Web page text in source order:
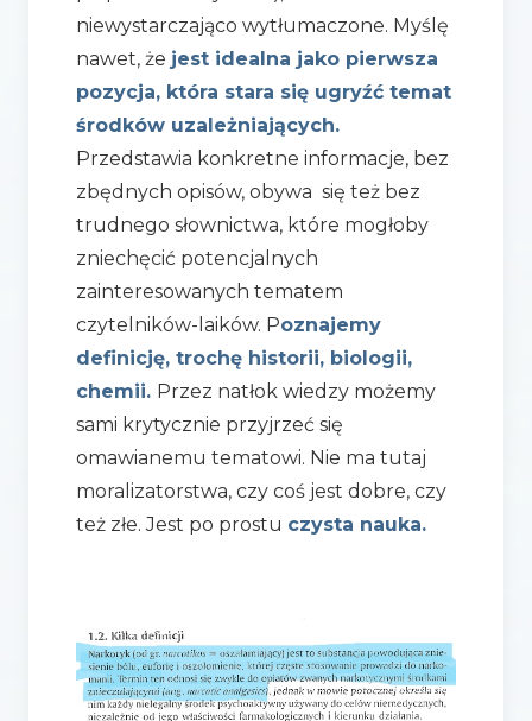
niewystarczająco wytłumaczone. Myślę
nawet, że jest idealna jako pierwsza
pozycja, która stara się ugryźć temat
środków uzależniających.
Przedstawia konkretne informacje, bez
zbędnych opisów, obywa się też bez
trudnego słownictwa, które mogłoby
zniechęcić potencjalnych
zainteresowanych tematem
czytelników-laików. Poznajemy
definicję, trochę historii, biologii,
chemii. Przez natłok wiedzy możemy
sami krytycznie przyjrzeć się
omawianemu tematowi. Nie ma tutaj
moralizatorstwa, czy coś jest dobre, czy
też złe. Jest po prostu czysta nauka.